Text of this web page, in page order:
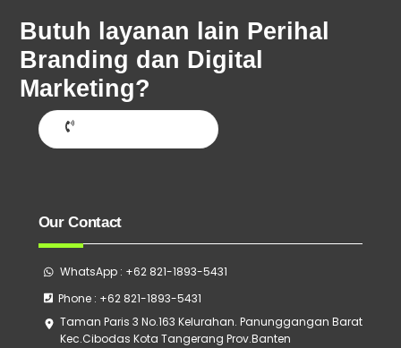
Butuh layanan lain Perihal
Branding dan Digital
Marketing?
Our Contact
WhatsApp : +62 821-1893-5431
Phone : +62 821-1893-5431
Taman Paris 3 No.163 Kelurahan. Panunggangan Barat
Kec.Cibodas Kota Tangerang Prov.Banten